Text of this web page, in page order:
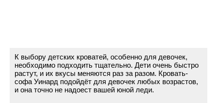
К выбору детских кроватей, особенно для девочек,
необходимо подходить тщательно. Дети очень быстро
растут, и их вкусы меняются раз за разом. Кровать-
софа Уинард подойдёт для девочек любых возрастов,
и она точно не надоест вашей юной леди.